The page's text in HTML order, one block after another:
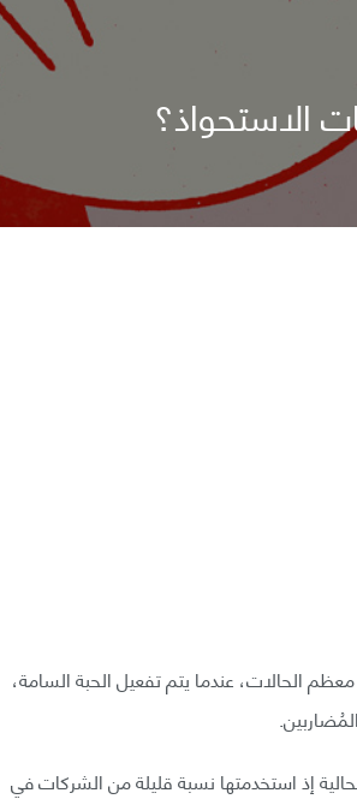
الاستحواذ؟
الحالات، عندما يتم تفعيل الحبة السامة،
إذ استخدمتها نسبة قليلة من الشركات في